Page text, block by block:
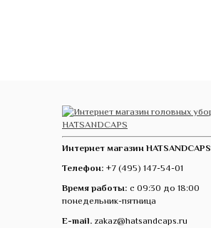
Интернет магазин HATSANDCAPS
Телефон: +7 (495) 147-54-01
Время работы: с 09:30 до 18:00
понедельник-пятница
E-mail. zakaz@hatsandcaps.ru